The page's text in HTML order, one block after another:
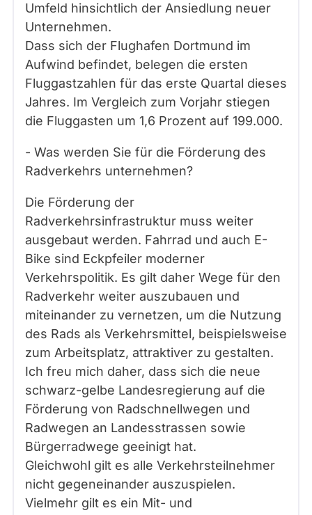
Umfeld hinsichtlich der Ansiedlung neuer
Unternehmen.
Dass sich der Flughafen Dortmund im
Aufwind befindet, belegen die ersten
Fluggastzahlen für das erste Quartal dieses
Jahres. Im Vergleich zum Vorjahr stiegen
die Fluggasten um 1,6 Prozent auf 199.000.
- Was werden Sie für die Förderung des
Radverkehrs unternehmen?
Die Förderung der
Radverkehrsinfrastruktur muss weiter
ausgebaut werden. Fahrrad und auch E-
Bike sind Eckpfeiler moderner
Verkehrspolitik. Es gilt daher Wege für den
Radverkehr weiter auszubauen und
miteinander zu vernetzen, um die Nutzung
des Rads als Verkehrsmittel, beispielsweise
zum Arbeitsplatz, attraktiver zu gestalten.
Ich freu mich daher, dass sich die neue
schwarz-gelbe Landesregierung auf die
Förderung von Radschnellwegen und
Radwegen an Landesstrassen sowie
Bürgerradwege geeinigt hat.
Gleichwohl gilt es alle Verkehrsteilnehmer
nicht gegeneinander auszuspielen.
Vielmehr gilt es ein Mit- und